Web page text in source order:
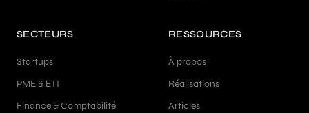
SECTEURS
Startups
PME & ETI
Finance & Comptabilité
RESSOURCES
À propos
Réalisations
Articles